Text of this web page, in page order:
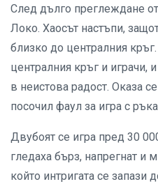
След дълго преглеждане
Локо. Хаосът настъпи,
близко до централния
централния кръг и играчи,
в неистова радост. Оказа
посочил фаул за игра с
Двубоят се игра пред 30
гледаха бърз, напрегнат и
който интригата се запази